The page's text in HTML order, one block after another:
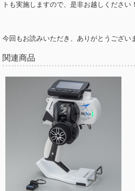
トも実施しますので、是非お越しください！
今回もお読みいただき、ありがとうござい
関連商品